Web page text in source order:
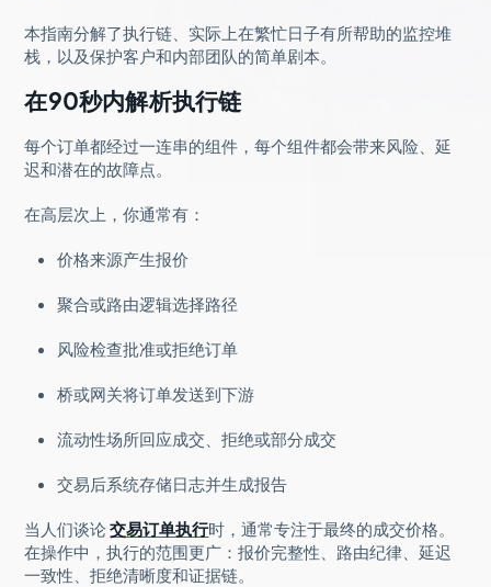
本指南分解了执行链、实际上在繁忙日子有所帮助的监控堆
栈，以及保护客户和内部团队的简单剧本。
在90秒内解析执行链
每个订单都经过一连串的组件，每个组件都会带来风险、延
迟和潜在的故障点。
在高层次上，你通常有：
价格来源产生报价
聚合或路由逻辑选择路径
风险检查批准或拒绝订单
桥或网关将订单发送到下游
流动性场所回应成交、拒绝或部分成交
交易后系统存储日志并生成报告
当人们谈论交易订单执行时，通常专注于最终的成交价格。
在操作中，执行的范围更广：报价完整性、路由纪律、延迟
一致性、拒绝清晰度和证据链。